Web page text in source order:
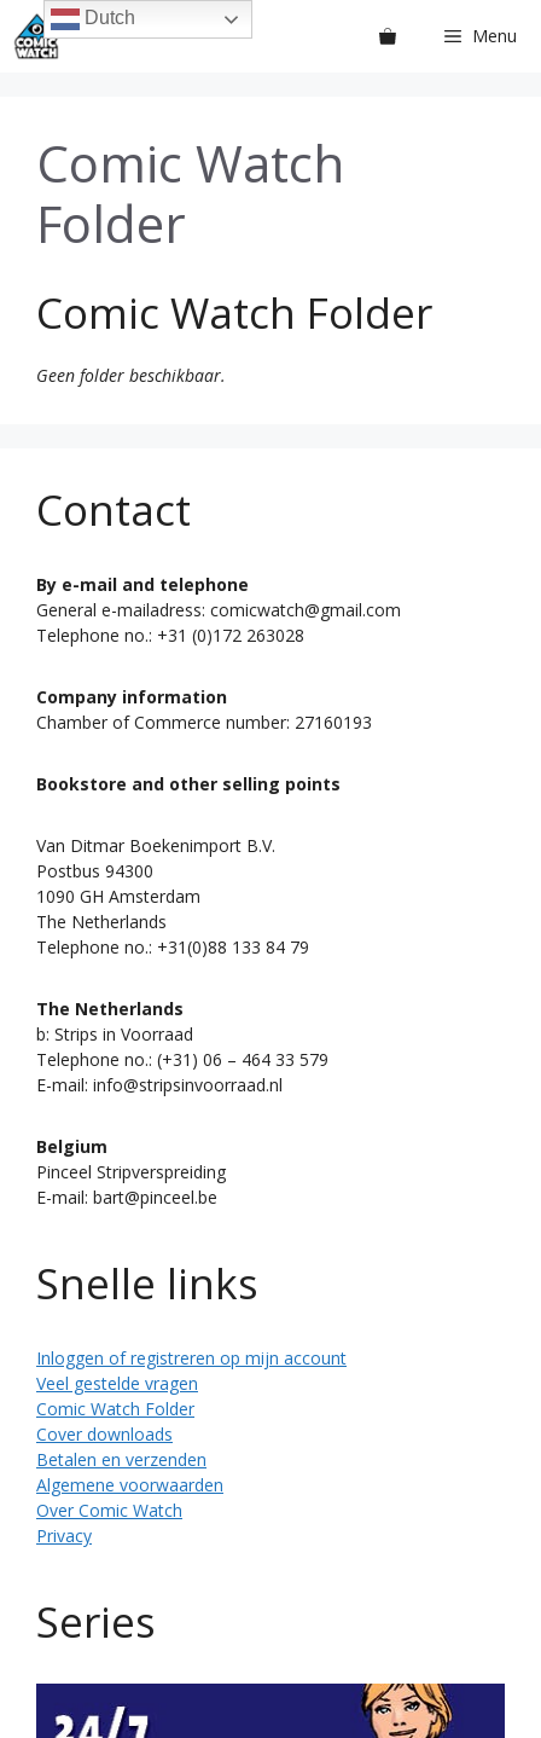
naar
de
Menu
Comic Watch
Folder
Comic Watch Folder
Geen folder beschikbaar.
Contact
By e-mail and telephone
General e-mailadress: comicwatch@gmail.com
Telephone no.: +31 (0)172 263028
Company information
Chamber of Commerce number: 27160193
Bookstore and other selling points
Van Ditmar Boekenimport B.V.
Postbus 94300
1090 GH Amsterdam
The Netherlands
Telephone no.: +31(0)88 133 84 79
The Netherlands
b: Strips in Voorraad
Telephone no.: (+31) 06 – 464 33 579
E-mail: info@stripsinvoorraad.nl
Belgium
Pinceel Stripverspreiding
E-mail: bart@pinceel.be
Snelle links
Inloggen of registreren op mijn account
Veel gestelde vragen
Comic Watch Folder
Cover downloads
Betalen en verzenden
Algemene voorwaarden
Over Comic Watch
Privacy
Series
Dutch